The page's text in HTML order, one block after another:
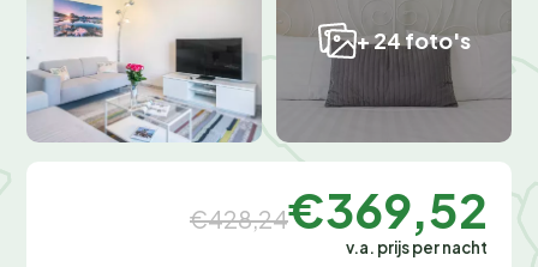
+ 24 foto's
€428,24€369,52
v.a. prijs per nacht